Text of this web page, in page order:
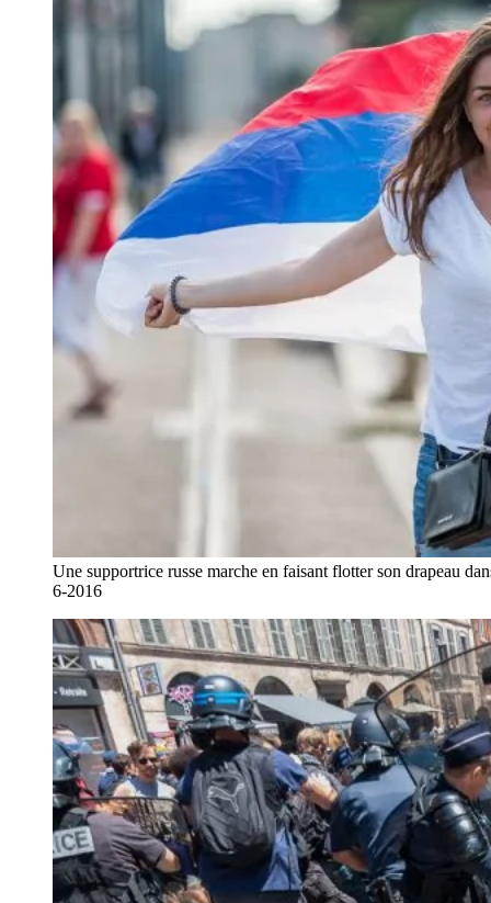
Une supportrice russe marche en faisant flotter son drapeau
6-2016